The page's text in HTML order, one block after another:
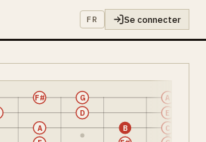
FR Se connecter
A B C
D E
F# G A